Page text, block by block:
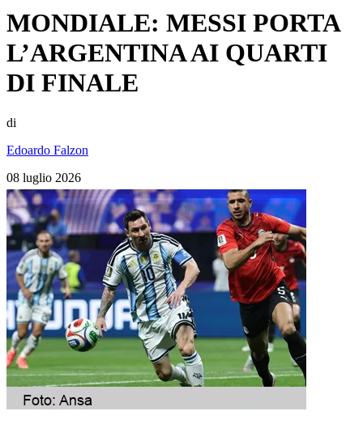
MONDIALE: MESSI PORTA
L’ARGENTINA AI QUARTI
DI FINALE
di
Edoardo Falzon
08 luglio 2026